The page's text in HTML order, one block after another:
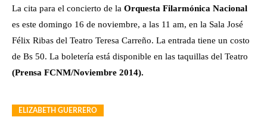
La cita para el concierto de la Orquesta Filarmónica Nacional
es este domingo 16 de noviembre, a las 11 am, en la Sala José
Félix Ribas del Teatro Teresa Carreño. La entrada tiene un costo
de Bs 50. La boletería está disponible en las taquillas del Teatro
(Prensa FCNM/Noviembre 2014).
ELIZABETH GUERRERO